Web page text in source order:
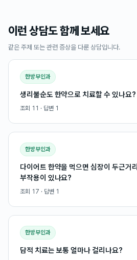
이런 상담도 함께 보세요
같은 주제 또는 관련 증상을 다룬 상담입니다.
한방부인과
생리불순도 한약으로 치료할 수 있나요?
조회 11 · 답변 1
한방부인과
다이어트 한약을 먹으면 심장이 두근거
부작용이 있나요?
조회 17 · 답변 1
한방부인과
담적 치료는 보통 얼마나 걸리나요?